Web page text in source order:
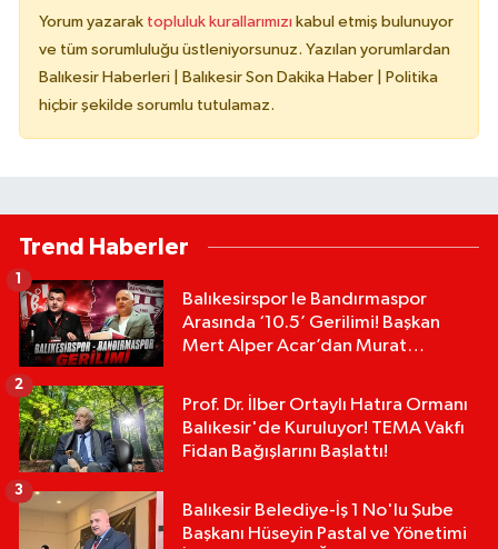
Yorum yazarak topluluk kurallarımızı kabul etmiş bulunuyor
ve tüm sorumluluğu üstleniyorsunuz. Yazılan yorumlardan
Balıkesir Haberleri | Balıkesir Son Dakika Haber | Politika
hiçbir şekilde sorumlu tutulamaz.
Trend Haberler
Balıkesirspor le Bandırmaspor
Arasında ‘10.5’ Gerilimi! Başkan
Mert Alper Acar’dan Murat
1
Prof. Dr. İlber Ortaylı Hatıra Ormanı
Balıkesir'de Kuruluyor! TEMA Vakfı
Fidan Bağışlarını Başlattı!
2
Balıkesir Belediye-İş 1 No'lu Şube
Başkanı Hüseyin Pastal ve Yönetimi
3